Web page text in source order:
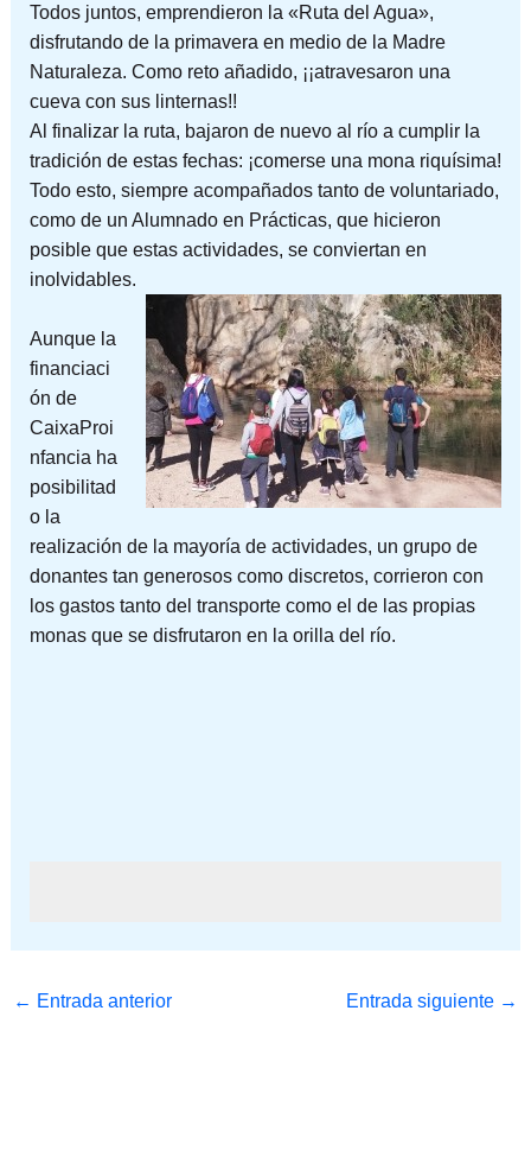
Todos juntos, emprendieron la «Ruta del Agua»,
disfrutando de la primavera en medio de la Madre
Naturaleza. Como reto añadido, ¡¡atravesaron una
cueva con sus linternas!!
Al finalizar la ruta, bajaron de nuevo al río a cumplir la
tradición de estas fechas: ¡comerse una mona riquísima!
Todo esto, siempre acompañados tanto de voluntariado,
como de un Alumnado en Prácticas, que hicieron
posible que estas actividades, se conviertan en
inolvidables.
Aunque la
financiaci
ón de
CaixaProi
nfancia ha
posibilitad
o la
realización de la mayoría de actividades, un grupo de
donantes tan generosos como discretos, corrieron con
los gastos tanto del transporte como el de las propias
monas que se disfrutaron en la orilla del río.
← Entrada anterior Entrada siguiente →